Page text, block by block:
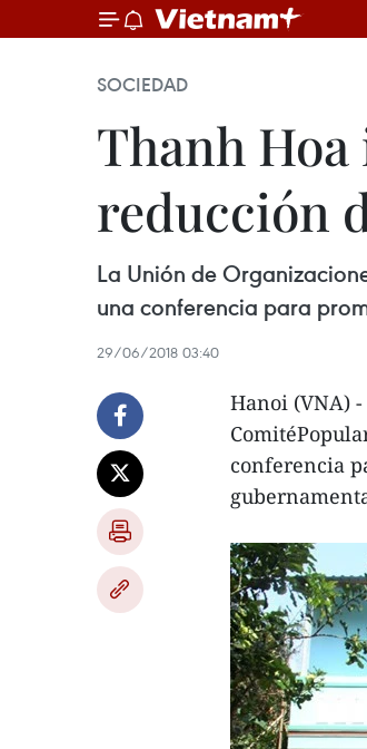
SOCIEDAD
Thanh
reducción
La Unión de
una conferencia para
29/06/2018 03:40
Hanoi (VNA)
conferencia